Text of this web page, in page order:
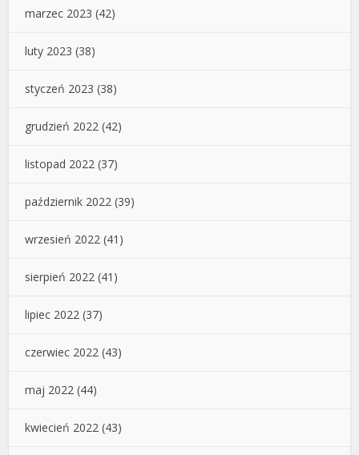
marzec 2023 (42)
luty 2023 (38)
styczeń 2023 (38)
grudzień 2022 (42)
listopad 2022 (37)
październik 2022 (39)
wrzesień 2022 (41)
sierpień 2022 (41)
lipiec 2022 (37)
czerwiec 2022 (43)
maj 2022 (44)
kwiecień 2022 (43)